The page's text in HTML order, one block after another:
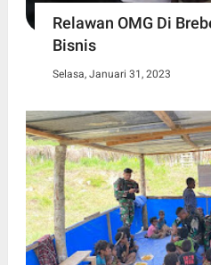
Relawan OMG Di
Bisnis
Selasa, Januari 31, 2023